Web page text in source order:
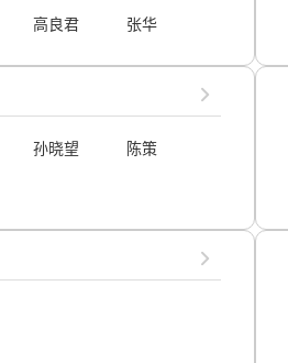
高良君 张华
孙晓望 陈策